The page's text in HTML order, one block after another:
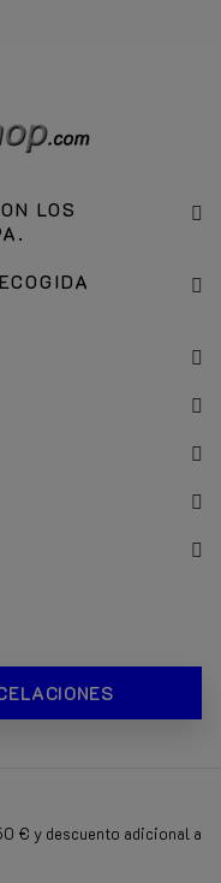
LOS
€ y descuento adicional a